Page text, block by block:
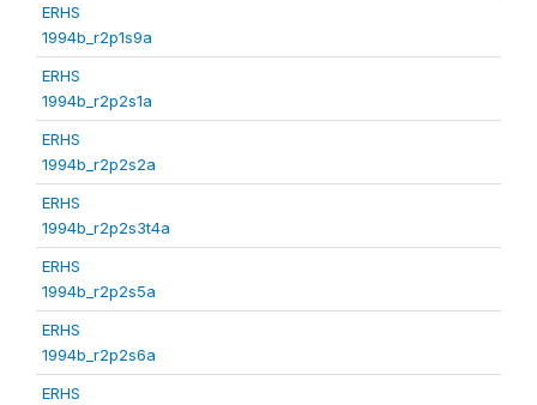
ERHS
1994b_r2p1s9a
ERHS
1994b_r2p2s1a
ERHS
1994b_r2p2s2a
ERHS
1994b_r2p2s3t4a
ERHS
1994b_r2p2s5a
ERHS
1994b_r2p2s6a
ERHS